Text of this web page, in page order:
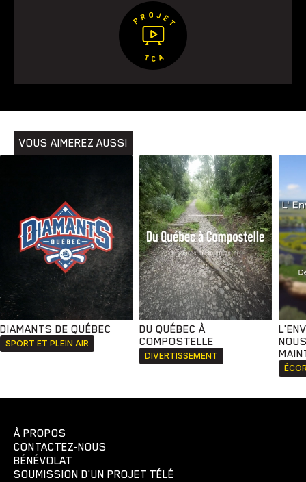
Histoires Pêche
VOUS AIMEREZ AUSSI
DIAMANTS DE QUÉBEC
SPORT ET PLEIN AIR
DU QUÉBEC À
COMPOSTELLE
DIVERTISSEMENT
À PROPOS
CONTACTEZ-NOUS
BÉNÉVOLAT
SOUMISSION D'UN PROJET TÉLÉ